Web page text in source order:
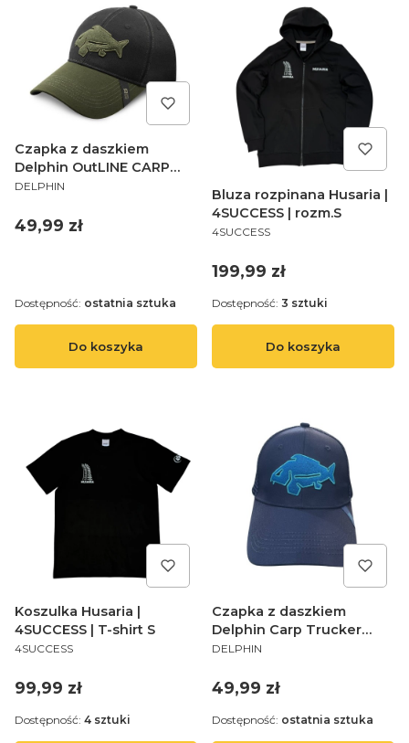
Czapka z daszkiem
Delphin OutLINE CARP
Trucker
PRODUCENT
DELPHIN
Cena
49,99 zł
Do koszyka
Dostępność: ostatnia sztuka
Bluza rozpinana Husaria |
4SUCCESS | rozm.S
PRODUCENT
4SUCCESS
Cena
199,99 zł
Do koszyka
Dostępność: 3 sztuki
Koszulka Husaria |
4SUCCESS | T-shirt S
PRODUCENT
4SUCCESS
Cena
99,99 zł
Dostępność: 4 sztuki
Czapka z daszkiem
Delphin Carp Trucker
0424 niebieska
PRODUCENT
DELPHIN
Cena
49,99 zł
Dostępność: ostatnia sztuka